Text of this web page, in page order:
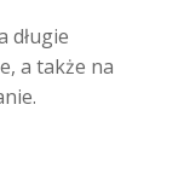
długie
a także na